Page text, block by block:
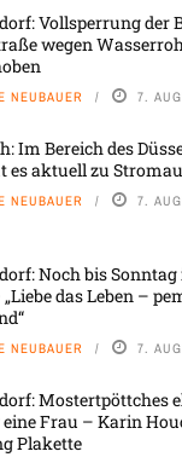
Vollsperrung der
wegen
NEUBAUER 7.
Im Bereich des
es aktuell zu
NEUBAUER 7.
Noch bis
das Leben –
NEUBAUER 7.
Mostertpöttches
Frau – Karin
Plakette